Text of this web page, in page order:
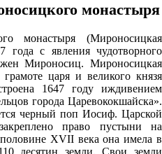
монастыря
монастыря (Мироносицкая
года с явления чудотворного
жен Мироносиц. Мироносицкая
царя и великого князя
1647 году иждивением
города Царевококшайска».
черный поп Иосиф. Царской
право пустыни на
половине XVII века она имела в
десятин земли. Свои земли